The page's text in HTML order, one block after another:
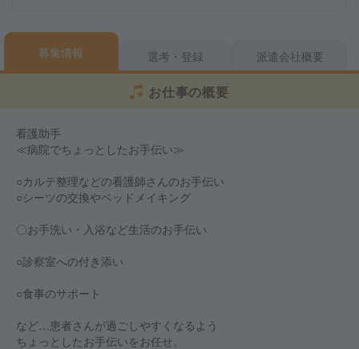
募集情報 選考・登録 派遣会社概要
お仕事の概要
看護助手
≪病院でちょっとしたお手伝い≫
○カルテ整理などの看護師さんのお手伝い
○シーツの交換やベッドメイキング
〇お手洗い・入浴など生活のお手伝い
○診察室への付き添い
○食事のサポート
など…患者さんが過ごしやすくなるよう
ちょっとしたお手伝いをお任せ。